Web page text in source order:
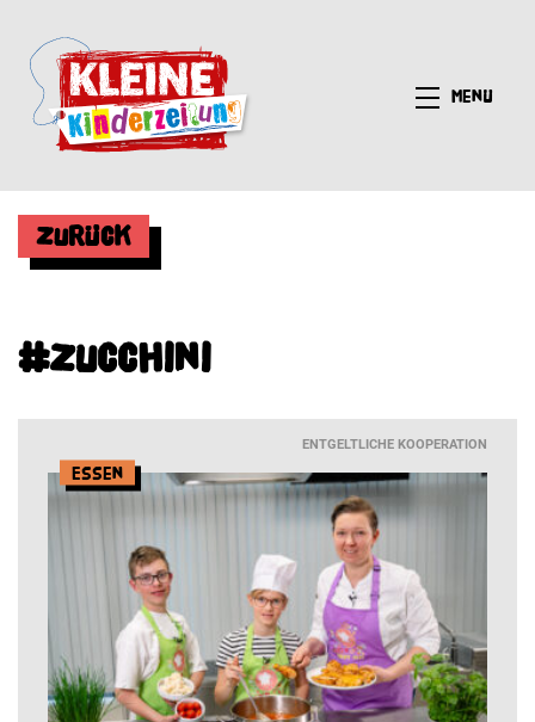
Menü
Zurück
#Zucchini
ENTGELTLICHE KOOPERATION
Essen